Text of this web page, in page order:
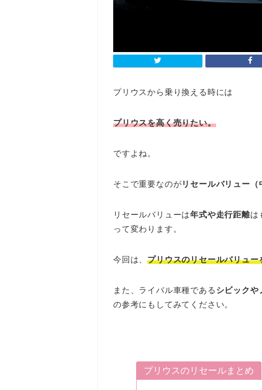
プリウスから乗り換える時には
プリウスを高く売りたい。
ですよね。
そこで重要なのがリセールバリュー（
リセールバリューは年式や走行距離は
って変わります。
今回は、プリウスのリセールバリュ
また、ライバル車種である シビックや
の参考にもしてみてください。
プリウスのリセールまとめ